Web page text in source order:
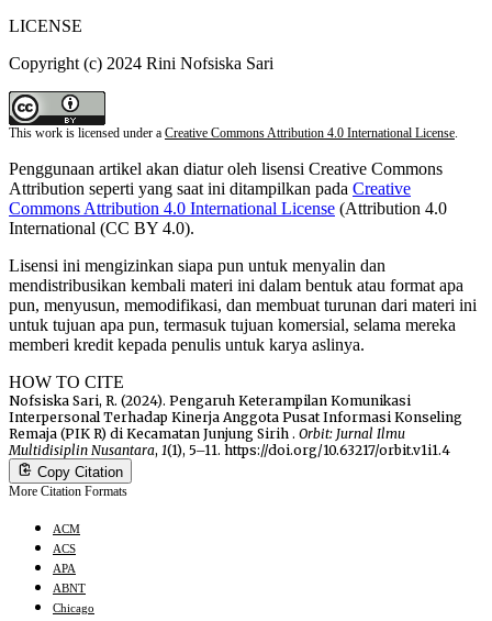
LICENSE
Copyright (c) 2024 Rini Nofsiska Sari
This work is licensed under a Creative Commons Attribution 4.0 International License.
Penggunaan artikel akan diatur oleh lisensi Creative Commons
Attribution seperti yang saat ini ditampilkan pada Creative
Commons Attribution 4.0 International License (Attribution 4.0
International (CC BY 4.0).
Lisensi ini mengizinkan siapa pun untuk menyalin dan
mendistribusikan kembali materi ini dalam bentuk atau format apa
pun, menyusun, memodifikasi, dan membuat turunan dari materi ini
untuk tujuan apa pun, termasuk tujuan komersial, selama mereka
memberi kredit kepada penulis untuk karya aslinya.
HOW TO CITE
Nofsiska Sari, R. (2024). Pengaruh Keterampilan Komunikasi
Interpersonal Terhadap Kinerja Anggota Pusat Informasi Konseling
Remaja (PIK R) di Kecamatan Junjung Sirih . Orbit: Jurnal Ilmu
Multidisiplin Nusantara, 1(1), 5–11. https://doi.org/10.63217/orbit.v1i1.4
Copy Citation
More Citation Formats
ACM
ACS
APA
ABNT
Chicago